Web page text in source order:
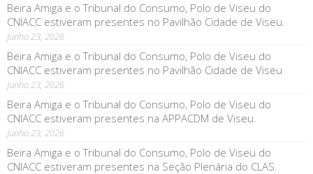
Beira Amiga e o Tribunal do Consumo, Polo de Viseu do
CNIACC estiveram presentes no Pavilhão Cidade de Viseu.
Junho 23, 2026
Beira Amiga e o Tribunal do Consumo, Polo de Viseu do
CNIACC estiveram presentes no Pavilhão Cidade de Viseu
Junho 23, 2026
Beira Amiga e o Tribunal do Consumo, Polo de Viseu do
CNIACC estiveram presentes na APPACDM de Viseu.
Junho 23, 2026
Beira Amiga e o Tribunal do Consumo, Polo de Viseu do
CNIACC estiveram presentes na Seção Plenária do CLAS.